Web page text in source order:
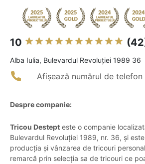
10
Alba Iulia, Bulevardul Revoluției 1989 36
Afișează numărul de telefon
Despre companie:
Tricou Destept este o companie
Bulevardul Revoluției 1989, nr. 36, și
producția și vânzarea de tricouri
remarcă prin selecția sa de tricouri ce